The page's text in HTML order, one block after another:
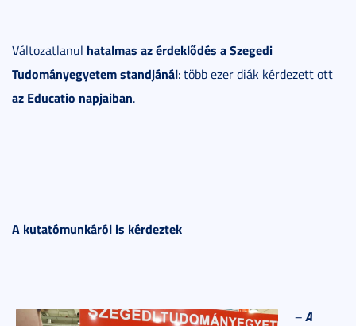
Változatlanul hatalmas az érdeklődés a Szegedi
Tudományegyetem standjánál: több ezer diák kérdezett ott
az Educatio napjaiban.
A kutatómunkáról is kérdeztek
–A